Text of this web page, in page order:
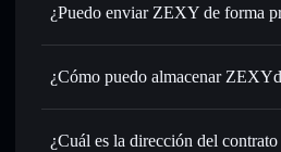
Intercambiar al instante: operar
de órdenes inteligente para el
Establecer órdenes límite:
largo del tiempo
¿Puedo enviar ZEXY de forma
¿Cómo puedo almacenar
¿Cuál es la dirección del